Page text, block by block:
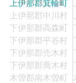
上伊那郡箕輪町
上伊那郡中川村
下伊那郡高森町
下伊那郡平谷村
下伊那郡売木村
下伊那郡喬木村
木曽郡南木曽町